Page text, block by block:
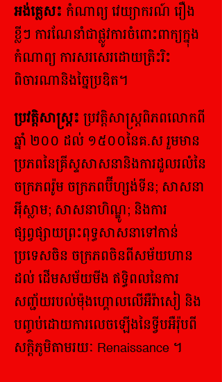
អង់គ្លេស៖ កំណាព្យ វេយ្យាករណ៍ រឿង
ខ្លីៗ ការណែនាំជាផ្លូវការចំពោះពាក្យក្នុង
កំណាព្យ ការសរសេរដោយត្រិះរិះ​
ពិចារណានិងច្នៃប្រឌិត។
ប្រវត្តិសាស្រ្ត៖ ប្រវត្តិសាស្ត្រពិភពលោកពី
ឆ្នាំ ២០០ ដល់ ១៥០០នៃគ.ស រួមមាន
ប្រភពនៃគ្រីស្ទសាសនានិងការដួលរលំនៃ
ចក្រភពរ៉ូម ចក្រភពប៊ីហ្សង់ទីន; សាសនា
អ៊ីស្លាម; សាសនាហិណ្ឌូ; និងការ
ផ្សព្វផ្សាយព្រះពុទ្ធសាសនាទៅកាន់
ប្រទេសចិន ចក្រភពចិនពីសម័យហាន
ដល់ ដើមសម័យមីង ឥទ្ធិពលនៃការ
សញ្ជ័យរបល់ម៉ុងហ្គោលលើអឺរ៉ាសៀ និង
បញ្ចប់ដោយការលេចឡើងនៃទ្វីបអឺរ៉ុបពី
សក្ដិភូមិតាមរយៈ Renaissance ។